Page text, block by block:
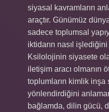
siyasal kavramların
araçtır. Günümüz
sadece toplumsal
iktidarın nasıl
Ksilolojinin siyasete
iletişim aracı olmanın
toplumların kimlik inşa
yönlendirdiğini
bağlamda, dilin gücü,